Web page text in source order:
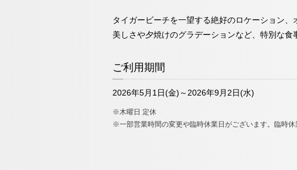
タイガービーチを一望する絶好のロケーション
美しさや夕焼けのグラデーションなど、特別な食
ご利用期間
2026年5月1日(金)～2026年9月2日(水)
※木曜日 定休
※一部営業時間の変更や臨時休業日がございます。臨時休
098-993-7113
お問い合わせ